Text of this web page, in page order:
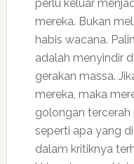
perlu keluar
mereka. Bukan
habis wacana.
adalah menyindir
gerakan massa.
mereka, maka
golongan tercerah
seperti apa yang
dalam kritiknya